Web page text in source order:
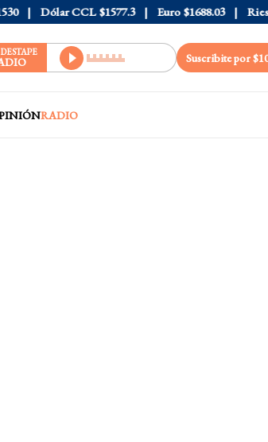
Dólar CCL $1577.3 Euro $1688.03
Suscribite por
RADIO